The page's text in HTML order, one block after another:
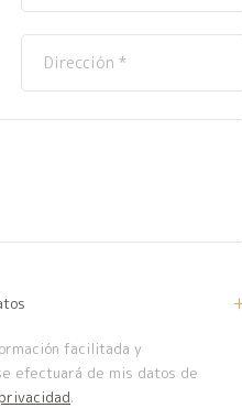
facilitada y
efectuará de mis datos de
.